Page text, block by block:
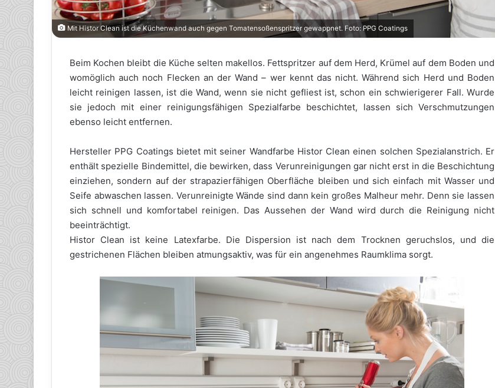
Mit Histor Clean ist die Küchenwand auch gegen Tomatensoßenspritzer gewappnet. Foto: PPG Coatings
Beim Kochen bleibt die Küche selten makellos. Fettspritzer auf dem Herd, Krümel auf dem Boden und
womöglich auch noch Flecken an der Wand – wer kennt das nicht. Während sich Herd und Boden
leicht reinigen lassen, ist die Wand, wenn sie nicht gefliest ist, schon ein schwierigerer Fall. Wurde
sie jedoch mit einer reinigungsfähigen Spezialfarbe beschichtet, lassen sich Verschmutzungen
ebenso leicht entfernen.
Hersteller PPG Coatings bietet mit seiner Wandfarbe Histor Clean einen solchen Spezialanstrich. Er
enthält spezielle Bindemittel, die bewirken, dass Verunreinigungen gar nicht erst in die Beschichtung
einziehen, sondern auf der strapazierfähigen Oberfläche bleiben und sich einfach mit Wasser und
Seife abwaschen lassen. Verunreinigte Wände sind dann kein großes Malheur mehr. Denn sie lassen
sich schnell und komfortabel reinigen. Das Aussehen der Wand wird durch die Reinigung nicht
beeinträchtigt.
Histor Clean ist keine Latexfarbe. Die Dispersion ist nach dem Trocknen geruchslos, und die
gestrichenen Flächen bleiben atmungsaktiv, was für ein angenehmes Raumklima sorgt.